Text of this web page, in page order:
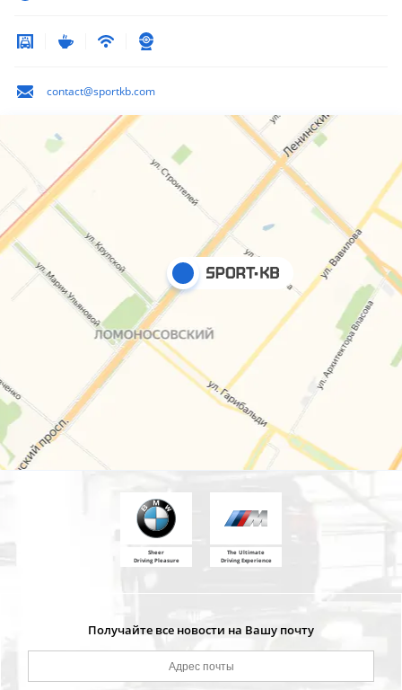
contact@sportkb.com
Sheer
Driving Pleasure
The Ultimate
Driving Experience
Получайте все новости на Вашу почту